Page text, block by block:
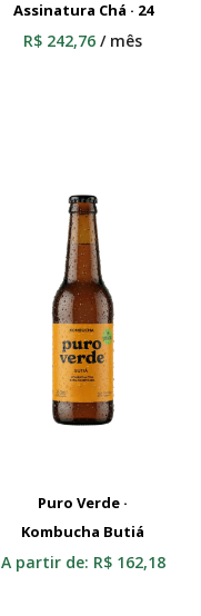
Adicionar Ao Carrinho
Assinatura Chá · 24
R$ 242,76 / mês
Selecionar
Puro Verde ·
Kombucha Butiá
A partir de: R$162,18